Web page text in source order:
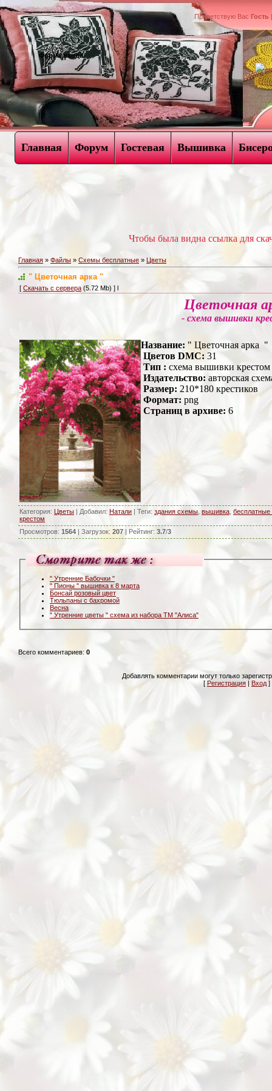
Форма входа
Приветствую Вас Гость
Главная Форум Гостевая Вышивка
Чтобы была видна ссылка для
Главная » Файлы » Схемы бесплатные » Цветы
" Цветочная арка "
[ Скачать с сервера (5.72 Mb) ] l
Цветочная
- схема вышивки
Название: " Цветочная арка "
Цветов DMC: 31
Тип : схема вышивки крестом
Издательство: авторская
Размер: 210*180 крестиков
Формат: png
Страниц в архиве: 6
Категория: Цветы | Добавил: Натали | Теги: здания схемы вышивка
крестом
Просмотров: 1564 | Загрузок: 207 | Рейтинг: 3.7/3
" Утренние Бабочки "
" Пионы " вышивка к 8 марта
Бонсай розовый цвет
Тюльпаны с бахромой
Весна
" Утренние цветы " схема из набора ТМ "Алиса"
Всего комментариев: 0
Добавлять комментарии могут только
[ Регистрация Вход ]